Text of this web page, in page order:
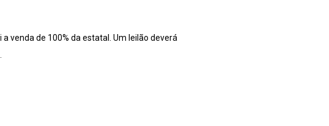
venda de 100% da estatal. Um leilão deverá